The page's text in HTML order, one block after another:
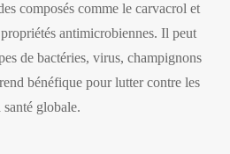
composés comme le carvacrol et
antimicrobiennes. Il peut
de bactéries, virus, champignons
bénéfique pour lutter contre les
globale.